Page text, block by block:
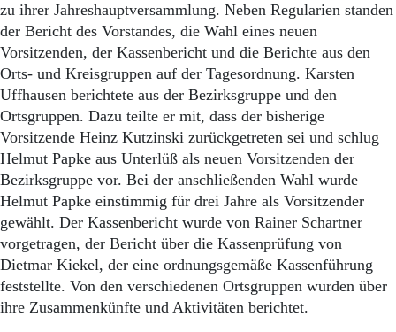
zu ihrer Jahreshauptversammlung. Neben Regularien standen
der Bericht des Vorstandes, die Wahl eines neuen
Vorsitzenden, der Kassenbericht und die Berichte aus den
Orts- und Kreisgruppen auf der Tagesordnung. Karsten
Uffhausen berichtete aus der Bezirksgruppe und den
Ortsgruppen. Dazu teilte er mit, dass der bisherige
Vorsitzende Heinz Kutzinski zurückgetreten sei und schlug
Helmut Papke aus Unterlüß als neuen Vorsitzenden der
Bezirksgruppe vor. Bei der anschließenden Wahl wurde
Helmut Papke einstimmig für drei Jahre als Vorsitzender
gewählt. Der Kassenbericht wurde von Rainer Schartner
vorgetragen, der Bericht über die Kassenprüfung von
Dietmar Kiekel, der eine ordnungsgemäße Kassenführung
feststellte. Von den verschiedenen Ortsgruppen wurden über
ihre Zusammenkünfte und Aktivitäten berichtet.